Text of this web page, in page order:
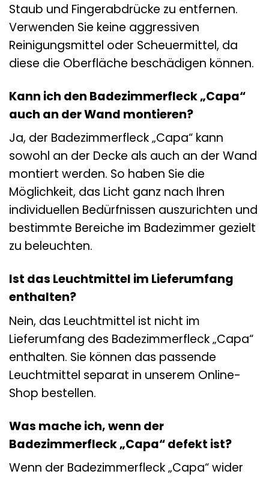
Staub und Fingerabdrücke zu entfernen.
Verwenden Sie keine aggressiven
Reinigungsmittel oder Scheuermittel, da
diese die Oberfläche beschädigen können.
Kann ich den Badezimmerfleck „Capa“
auch an der Wand montieren?
Ja, der Badezimmerfleck „Capa“ kann
sowohl an der Decke als auch an der Wand
montiert werden. So haben Sie die
Möglichkeit, das Licht ganz nach Ihren
individuellen Bedürfnissen auszurichten und
bestimmte Bereiche im Badezimmer gezielt
zu beleuchten.
Ist das Leuchtmittel im Lieferumfang
enthalten?
Nein, das Leuchtmittel ist nicht im
Lieferumfang des Badezimmerfleck „Capa“
enthalten. Sie können das passende
Leuchtmittel separat in unserem Online-
Shop bestellen.
Was mache ich, wenn der
Badezimmerfleck „Capa“ defekt ist?
Wenn der Badezimmerfleck „Capa“ wider